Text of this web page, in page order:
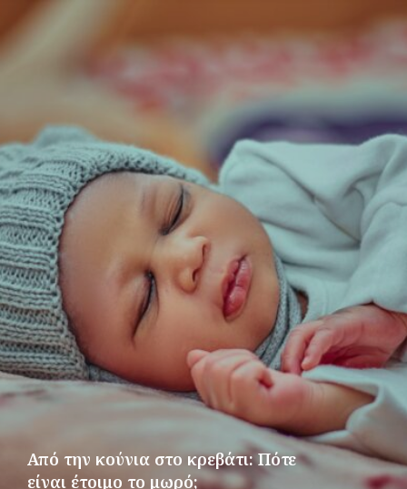
Από την κούνια στο κρεβάτι: Πότε
είναι έτοιμο το μωρό;